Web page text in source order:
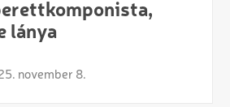
lánya
november 8.